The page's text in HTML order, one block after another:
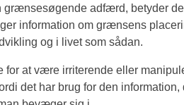
grænsesøgende adfærd, betyder
information om grænsens
og i livet som sådan.
for at være irriterende eller
det har brug for den